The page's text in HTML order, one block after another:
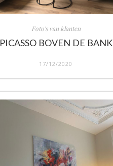
Foto's van klanten
PICASSO BOVEN DE BANK
17/12/2020